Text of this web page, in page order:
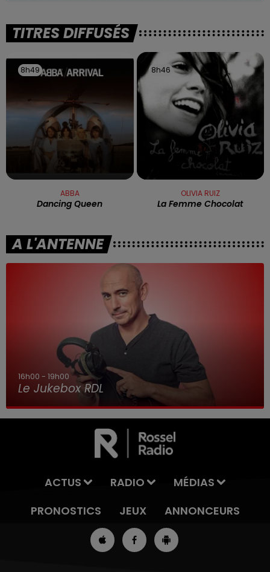
TITRES DIFFUSÉS
8h49
8h49
ABBA
Dancing Queen
8h46
8h46
OLIVIA RUIZ
La Femme Chocolat
A L'ANTENNE
16h00 - 19h00
Le Jukebox RDL
ACTUS RADIO
MÉDIAS
PRONOSTICS
JEUX ANNONCEURS